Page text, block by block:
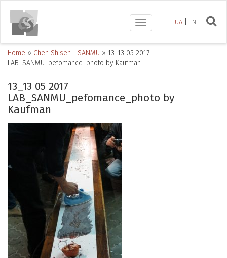
UA EN
Toggle
navigation
Home » Chen Shisen | SANMU » 13_13 05 2017
LAB_SANMU_pefomance_photo by Kaufman
13_13 05 2017
LAB_SANMU_pefomance_photo by
Kaufman